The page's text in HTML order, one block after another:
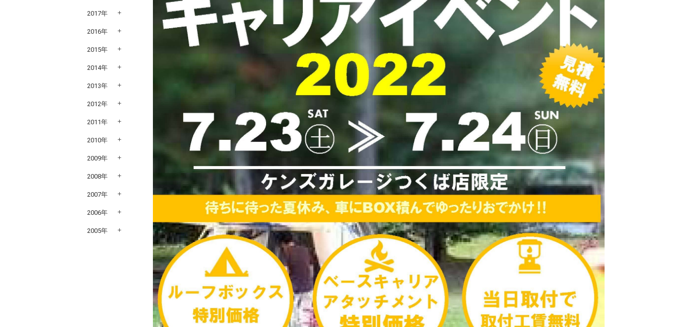
2017年
2016年
2015年
2014年
2013年
2012年
2011年
2010年
2009年
2008年
2007年
2006年
2005年